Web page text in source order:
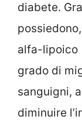
diabete.
alfa-lipoico
grado di
sanguigni,
diminuire